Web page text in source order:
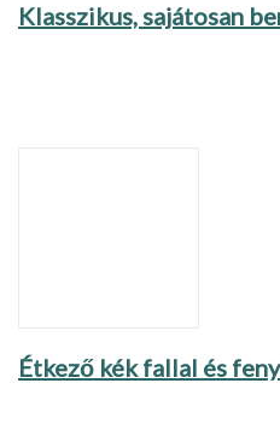
Klasszikus, sajátosan
Étkező kék fallal és